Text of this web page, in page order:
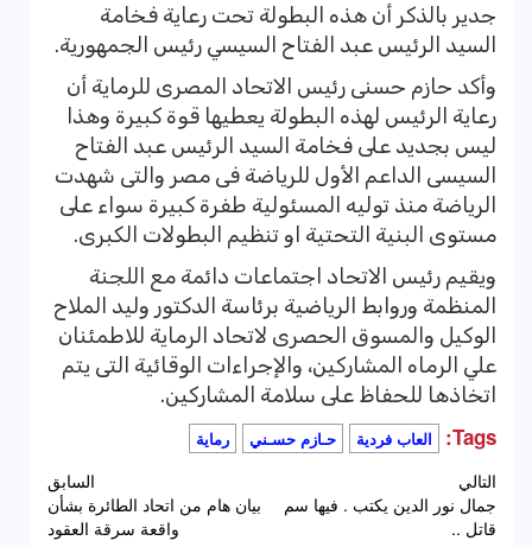
جدير بالذكر أن هذه البطولة تحت رعاية فخامة
السيد الرئيس عبد الفتاح السيسي رئيس الجمهورية.
وأكد حازم حسنى رئيس الاتحاد المصرى للرماية أن
رعاية الرئيس لهذه البطولة يعطيها قوة كبيرة وهذا
ليس بجديد على فخامة السيد الرئيس عبد الفتاح
السيسى الداعم الأول للرياضة فى مصر والتى شهدت
الرياضة منذ توليه المسئولية طفرة كبيرة سواء على
مستوى البنية التحتية او تنظيم البطولات الكبرى.
ويقيم رئيس الاتحاد اجتماعات دائمة مع اللجنة
المنظمة وروابط الرياضية برئاسة الدكتور وليد الملاح
الوكيل والمسوق الحصرى لاتحاد الرماية للاطمئنان
علي الرماه المشاركين، والإجراءات الوقائية التى يتم
اتخاذها للحفاظ على سلامة المشاركين.
Tags: العاب فردية حـازم حسـني رماية
تصفّح
المقالات
السابق
بيان هام من اتحاد الطائرة بشأن
واقعة سرقة العقود
التالي
جمال نور الدين يكتب . فيها سم
قاتل ..